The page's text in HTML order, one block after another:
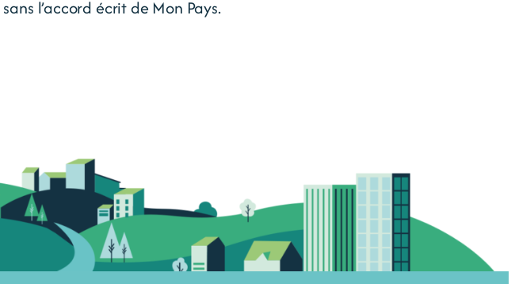
l’accord écrit de Mon Pays.